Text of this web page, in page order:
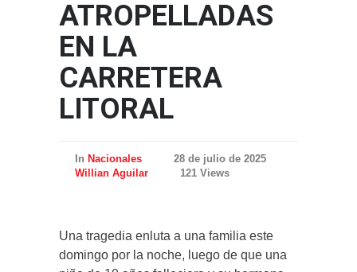
ATROPELLADAS
EN LA
CARRETERA
LITORAL
In Nacionales
28 de julio de 2025
Willian Aguilar
121 Views
Una tragedia enluta a una familia este
domingo por la noche, luego de que una